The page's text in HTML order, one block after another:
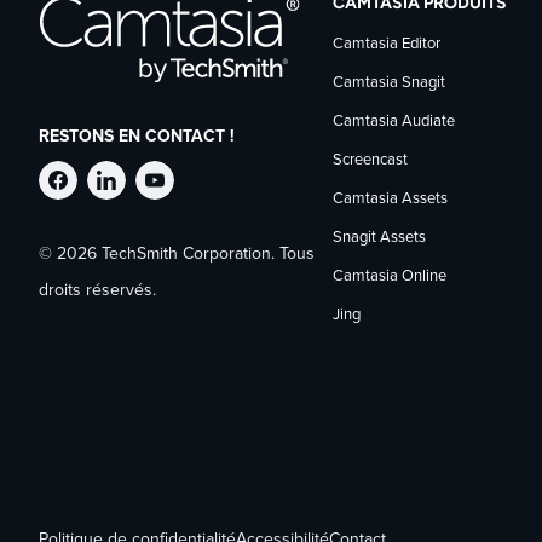
RESTONS EN CONTACT !
Suivre
TechSmith
Suivre
TechSmith
Suivre
TechSmith
© 2026 TechSmith Corporation. Tous
droits réservés.
Camtasia Editor
Camtasia Snagit
Camtasia Audiate
Screencast
Camtasia Assets
Snagit Assets
Camtasia Online
Jing